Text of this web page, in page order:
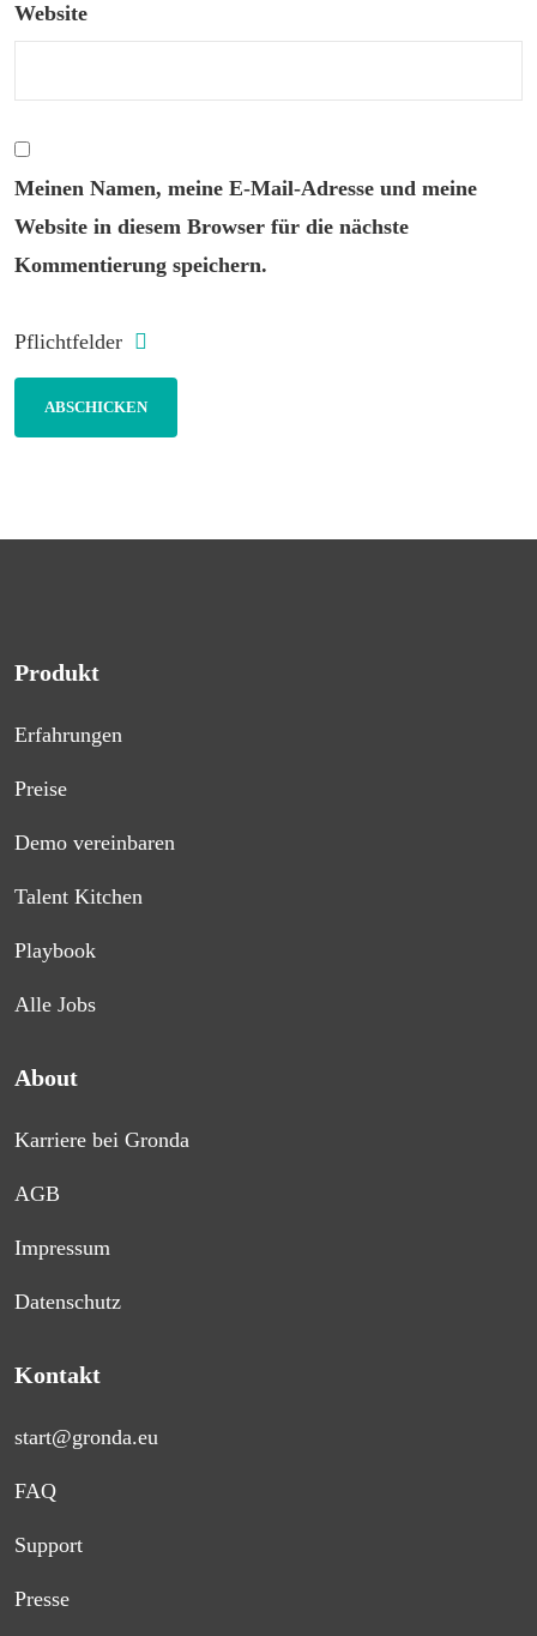
Website
Meinen Namen, meine E-Mail-Adresse und meine
Website in diesem Browser für die nächste
Kommentierung speichern.
Pflichtfelder
Produkt
Erfahrungen
Preise
Demo vereinbaren
Talent Kitchen
Playbook
Alle Jobs
About
Karriere bei Gronda
AGB
Impressum
Datenschutz
Kontakt
start@gronda.eu
FAQ
Support
Presse